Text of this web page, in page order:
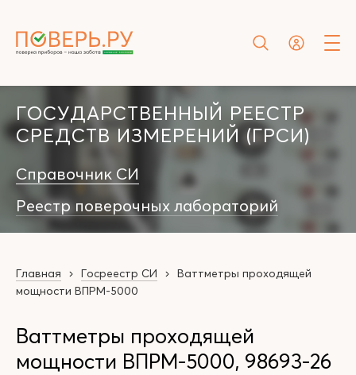
ГОСУДАРСТВЕННЫЙ РЕЕСТР
СРЕДСТВ ИЗМЕРЕНИЙ (ГРСИ)
Справочник СИ
Реестр поверочных лабораторий
Главная Госреестр СИ
Ваттметры проходящей
мощности ВПРМ-5000
Ваттметры проходящей
мощности ВПРМ-5000, 98693-26